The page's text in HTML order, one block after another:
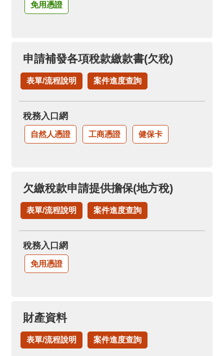
免用憑證
申請補發各項稅款繳款書(欠稅)
表單/流程說明 案件進度查詢
稅務入口網
自然人憑證 工商憑證 健保卡
欠繳稅款申請提供擔保(地方稅)
表單/流程說明 案件進度查詢
稅務入口網
免用憑證
財產資料
表單/流程說明 案件進度查詢